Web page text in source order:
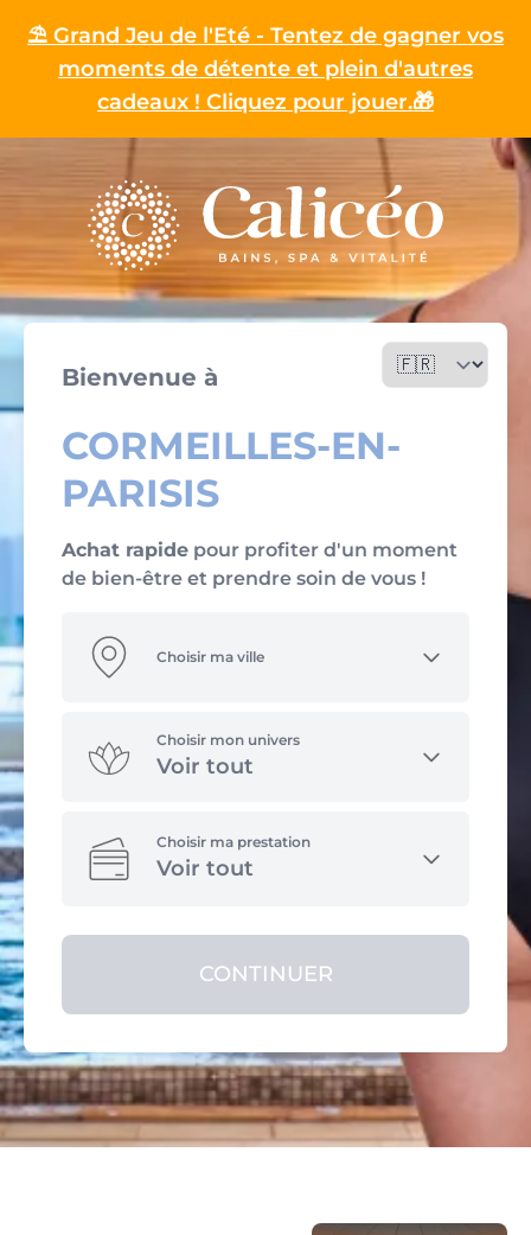
⛱️ Grand Jeu de l'Eté - Tentez de gagner vos
moments de détente et plein d'autres
cadeaux ! Cliquez pour jouer.🎁
Homepage
Bienvenue à
CORMEILLES-EN-
PARISIS
Achat rapide pour profiter d'un moment
de bien-être et prendre soin de vous !
Choisir ma ville
Choisir mon univers
Voir tout
Choisir ma prestation
Voir tout
CONTINUER